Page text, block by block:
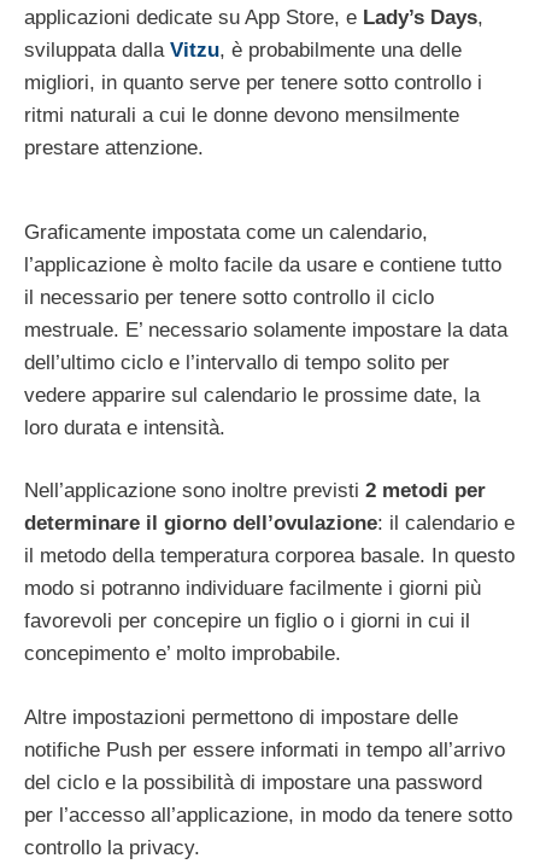
applicazioni dedicate su App Store, e Lady’s Days,
sviluppata dalla Vitzu, è probabilmente una delle
migliori, in quanto serve per tenere sotto controllo i
ritmi naturali a cui le donne devono mensilmente
prestare attenzione.
Graficamente impostata come un calendario,
l’applicazione è molto facile da usare e contiene tutto
il necessario per tenere sotto controllo il ciclo
mestruale. E’ necessario solamente impostare la data
dell’ultimo ciclo e l’intervallo di tempo solito per
vedere apparire sul calendario le prossime date, la
loro durata e intensità.
Nell’applicazione sono inoltre previsti 2 metodi per
determinare il giorno dell’ovulazione: il calendario e
il metodo della temperatura corporea basale. In questo
modo si potranno individuare facilmente i giorni più
favorevoli per concepire un figlio o i giorni in cui il
concepimento e’ molto improbabile.
Altre impostazioni permettono di impostare delle
notifiche Push per essere informati in tempo all’arrivo
del ciclo e la possibilità di impostare una password
per l’accesso all’applicazione, in modo da tenere sotto
controllo la privacy.